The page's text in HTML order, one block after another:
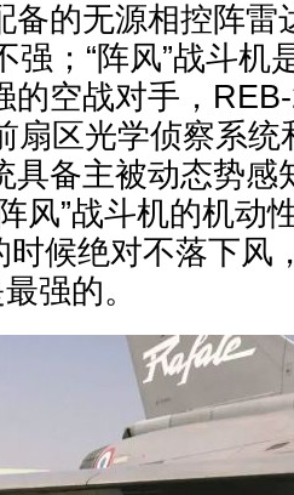
备的无源相控阵雷
强；“阵风”战斗机
的空战对手，
扇区光学侦察系
具备主被动态势感
风”战斗机的机动
候绝对不落下风
强的。